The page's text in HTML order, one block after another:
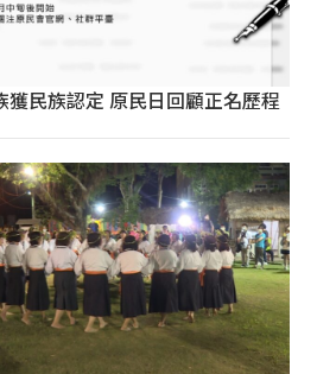
獲民族認定 原民日回顧正名歷程